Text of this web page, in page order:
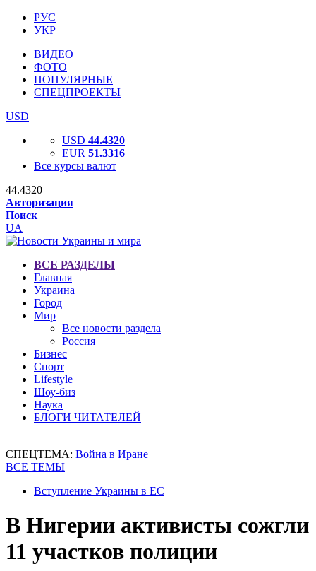
РУС
УКР
ВИДЕО
ФОТО
ПОПУЛЯРНЫЕ
СПЕЦПРОЕКТЫ
USD
USD 44.4320
EUR 51.3316
Все курсы валют
44.4320
Авторизация
Поиск
UA
ВСЕ РАЗДЕЛЫ
Главная
Украина
Город
Мир
Все новости раздела
Россия
Бизнес
Спорт
Lifestyle
Шоу-биз
Наука
БЛОГИ ЧИТАТЕЛЕЙ
СПЕЦТЕМА: Война в Иране
ВСЕ ТЕМЫ
Вступление Украины в ЕС
В Нигерии активисты сожгли
11 участков полиции